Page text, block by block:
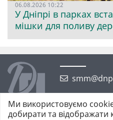
06.08.2026 10:22
У Дніпрі в парках
мішки для поливу
Ми використовуємо
добирати та